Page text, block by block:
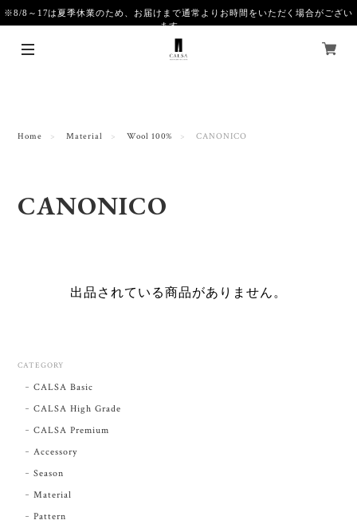
※8/8～17は夏季休業のため、お届けまで通常よりお時間をいただく場合がござい
ます。
Home Material Wool 100% CANONICO
CANONICO
出品されている商品がありません。
CATEGORY
CALSA Basic
CALSA High Grade
CALSA Premium
Accessory
Season
Material
Pattern